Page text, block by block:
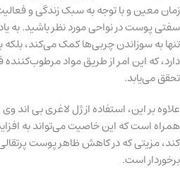
زمان معین و با توجه به سبک زندگی و
سفتی پوست در نواحی مورد نظر باشید. به
تنها به سوزاندن چربی‌ها کمک می‌کند،
دارد، که این امر از طریق مواد
تحقق می‌یابد.
علاوه بر این، استفاده از ژل لاغری بی
همراه است که این خاصیت می‌تواند به
کند، مزیتی که در کاهش ظاهر پوست
برخوردار است.